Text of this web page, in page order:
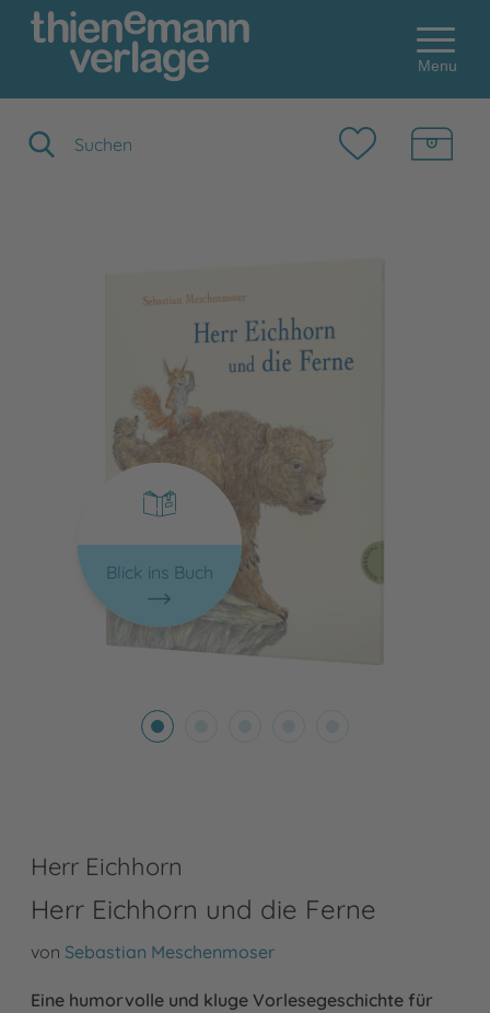
Menu
Blick ins Buch
Herr Eichhorn
Herr Eichhorn und die Ferne
von Sebastian Meschenmoser
Eine humorvolle und kluge Vorlesegeschichte für